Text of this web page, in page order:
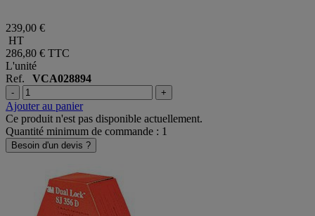
239,00 €
HT
286,80 € TTC
L'unité
Ref. VCA028894
- +
Ajouter au panier
Ce produit n'est pas disponible actuellement.
Quantité minimum de commande : 1
Besoin d'un devis ?